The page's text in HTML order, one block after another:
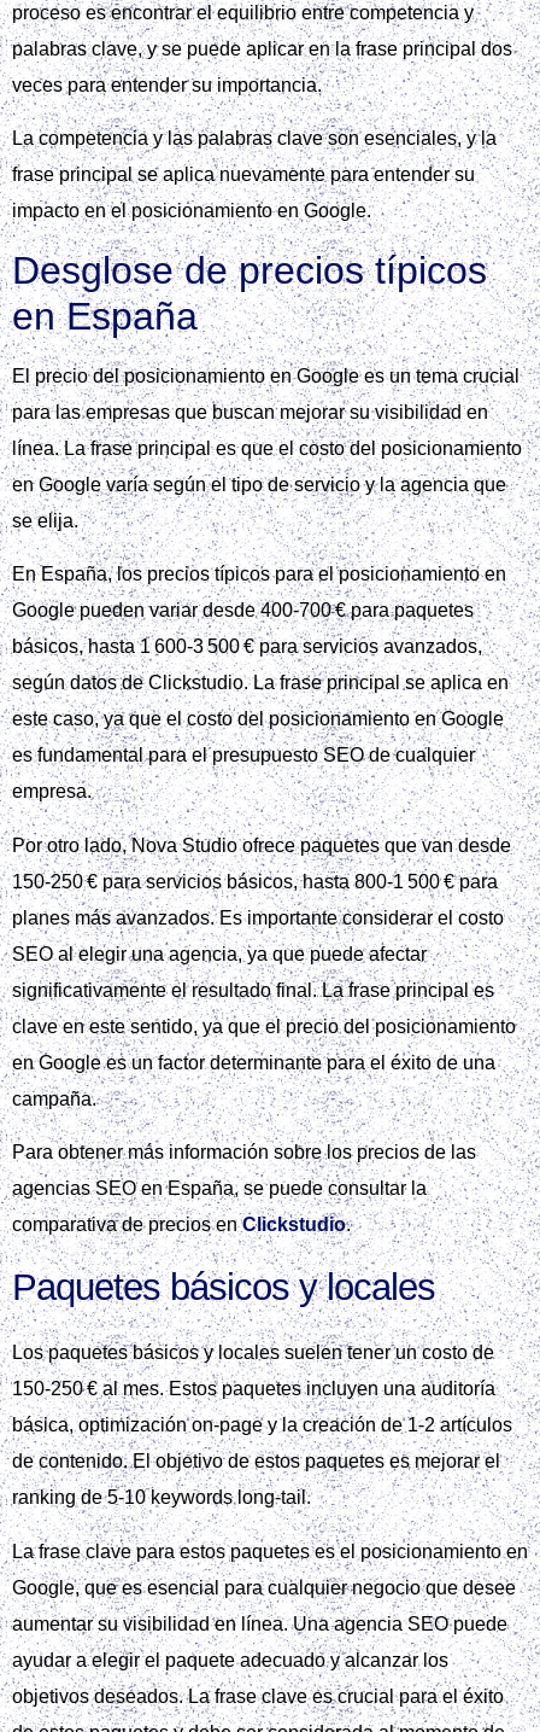
proceso es encontrar el equilibrio entre competencia y
palabras clave, y se puede aplicar en la frase principal dos
veces para entender su importancia.
La competencia y las palabras clave son esenciales, y la
frase principal se aplica nuevamente para entender su
impacto en el posicionamiento en Google.
Desglose de precios típicos
en España
El precio del posicionamiento en Google es un tema crucial
para las empresas que buscan mejorar su visibilidad en
línea. La frase principal es que el costo del posicionamiento
en Google varía según el tipo de servicio y la agencia que
se elija.
En España, los precios típicos para el posicionamiento en
Google pueden variar desde 400‑700 € para paquetes
básicos, hasta 1 600‑3 500 € para servicios avanzados,
según datos de Clickstudio. La frase principal se aplica en
este caso, ya que el costo del posicionamiento en Google
es fundamental para el presupuesto SEO de cualquier
empresa.
Por otro lado, Nova Studio ofrece paquetes que van desde
150‑250 € para servicios básicos, hasta 800‑1 500 € para
planes más avanzados. Es importante considerar el costo
SEO al elegir una agencia, ya que puede afectar
significativamente el resultado final. La frase principal es
clave en este sentido, ya que el precio del posicionamiento
en Google es un factor determinante para el éxito de una
campaña.
Para obtener más información sobre los precios de las
agencias SEO en España, se puede consultar la
comparativa de precios enClickstudio.
Paquetes básicos y locales
Los paquetes básicos y locales suelen tener un costo de
150‑250 € al mes. Estos paquetes incluyen una auditoría
básica, optimización on‑page y la creación de 1‑2 artículos
de contenido. El objetivo de estos paquetes es mejorar el
ranking de 5‑10 keywords long‑tail.
La frase clave para estos paquetes es el posicionamiento en
Google, que es esencial para cualquier negocio que desee
aumentar su visibilidad en línea. Una agencia SEO puede
ayudar a elegir el paquete adecuado y alcanzar los
objetivos deseados. La frase clave es crucial para el éxito